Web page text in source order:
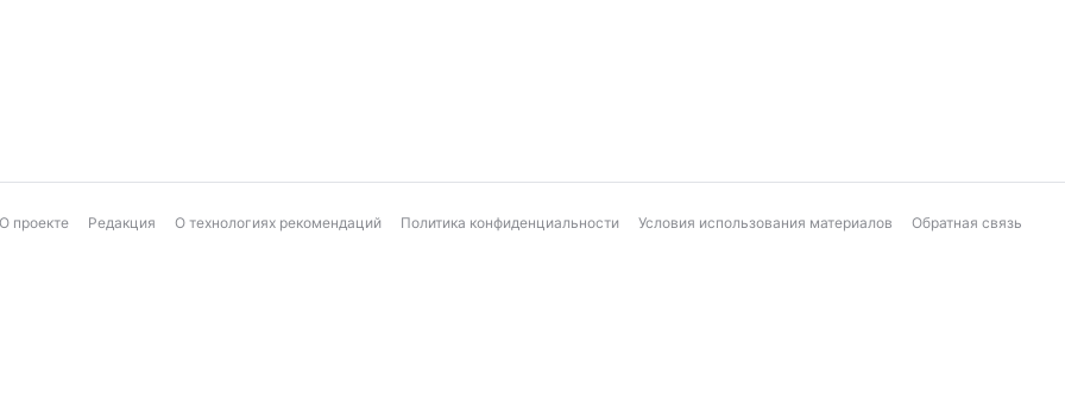
О проекте Редакция О технологиях рекомендаций Политика конфиденциальности Условия использования материалов Обратная связь